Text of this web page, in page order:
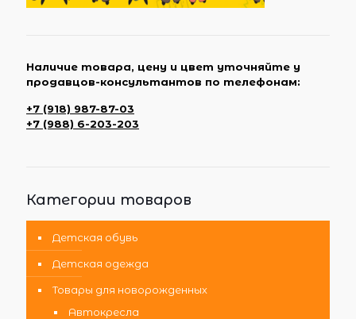
Наличие товара, цену и цвет уточняйте у
продавцов-консультантов по телефонам:
+7 (918) 987-87-03
+7 (988) 6-203-203
Категории товаров
Детская обувь
Детская одежда
Товары для новорожденных
Автокресла